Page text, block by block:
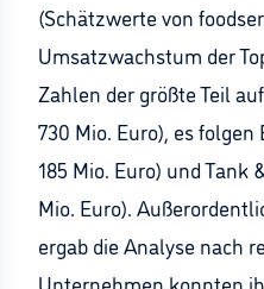
(Schätzwerte von
Umsatzwachstum der
Zahlen der größte Teil
730 Mio. Euro), es
185 Mio. Euro) und Tank
Mio. Euro).
ergab die Analyse nach
Unternehmen konnten